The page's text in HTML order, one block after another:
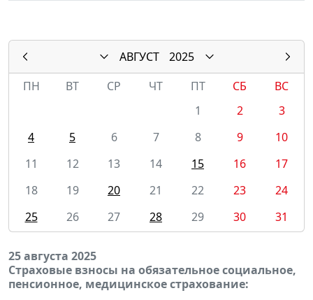
АВГУСТ
2025
ПН
ВТ СР ЧТ ПТ СБ
ВС
1
2
3
4
5 6 7 8 9
10
11
12 13 14 15 16
17
18
19 20 21 22 23
24
25
26 27 28 29 30 31
25 августа 2025
Страховые взносы на обязательное социальное,
пенсионное, медицинское страхование: